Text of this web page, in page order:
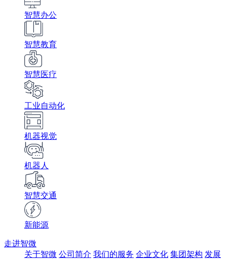
智慧办公
智慧教育
智慧医疗
工业自动化
机器视觉
机器人
智慧交通
新能源
走进智微
关于智微 公司简介 我们的服务 企业文化 集团架构 发展